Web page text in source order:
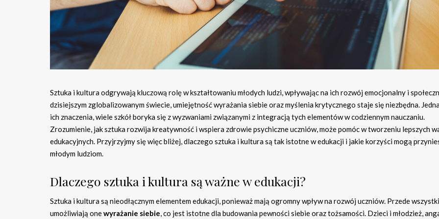
Sztuka i kultura odgrywają kluczową rolę w kształtowaniu młodych ludzi, wpływając na ich rozwój emocjonalny i
dzisiejszym zglobalizowanym świecie, umiejętność wyrażania siebie oraz myślenia krytycznego staje się niezbędna.
ich znaczenia, wiele szkół boryka się z wyzwaniami związanymi z integracją tych elementów w codziennym nauczaniu.
Zrozumienie, jak sztuka rozwija kreatywność i wspiera zdrowie psychiczne uczniów, może pomóc w tworzeniu lepszych
edukacyjnych. Przyjrzyjmy się więc bliżej, dlaczego sztuka i kultura są tak istotne w edukacji i jakie korzyści mogą
młodym ludziom.
Dlaczego sztuka i kultura są ważne w edukacji?
Sztuka i kultura są nieodłącznym elementem edukacji, ponieważ mają ogromny wpływ na rozwój uczniów. Przede
umożliwiają onewyrażanie siebie, co jest istotne dla budowania pewności siebie oraz tożsamości. Dzieci i młodzież,